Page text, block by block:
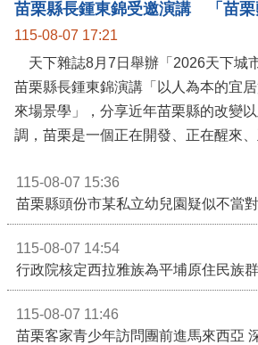
115-08-07 17:21
天下雜誌8月7日舉辦「2026天下城
苗栗縣長鍾東錦演講「以人為本的宜
來場景學」，分享近年苗栗縣的改變
115-08-07 15:36
苗栗縣頭份市某私立幼兒園疑似不當
115-08-07 14:54
115-08-07 11:46